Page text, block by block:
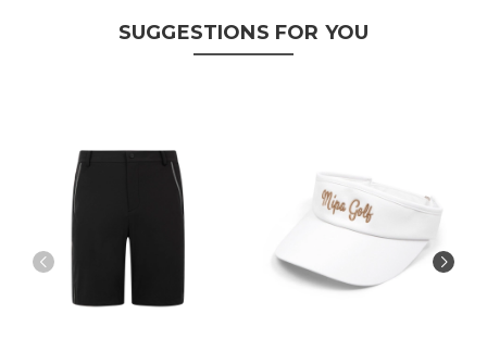
SUGGESTIONS FOR YOU